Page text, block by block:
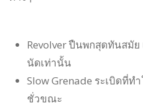
Revolver ปืนพกสุดทันสมั
นัดเท่านั้น
Slow Grenade ระเบิดที่ท
ชั่วขณะ